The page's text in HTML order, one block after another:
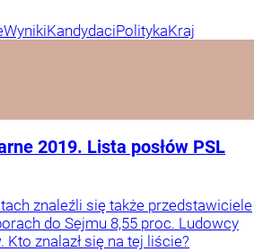
WynikiKandydaciPolitykaKraj
2019. Lista posłów PSL
znaleźli się także przedstawiciele
do Sejmu 8,55 proc. Ludowcy
Kto znalazł się na tej liście?